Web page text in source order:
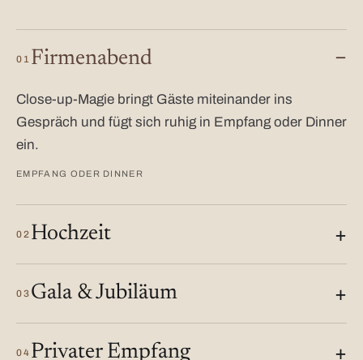
01 Firmenabend
Close-up-Magie bringt Gäste miteinander ins
Gespräch und fügt sich ruhig in Empfang oder Dinner
ein.
EMPFANG ODER DINNER
02 Hochzeit
03 Gala & Jubiläum
04 Privater Empfang